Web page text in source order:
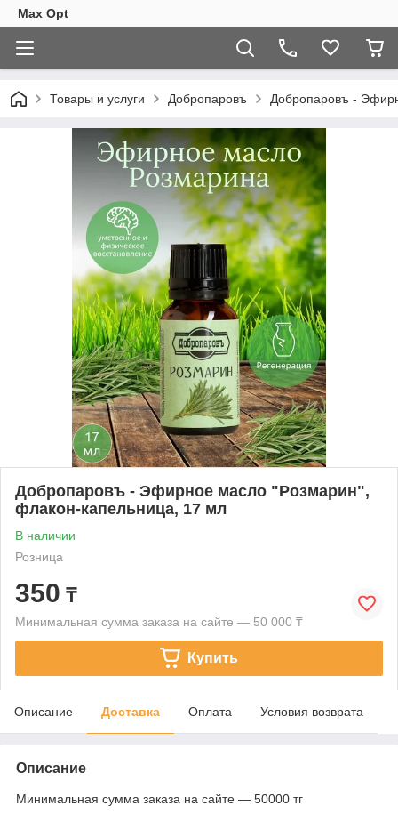
Max Opt
Товары и услуги Добропаровъ Добропаровъ -
Добропаровъ - Эфирное масло "Розмарин",
флакон-капельница, 17 мл
В наличии
Розница
350 ₸
Минимальная сумма заказа на сайте — 50 000 ₸
Купить
Описание Доставка Оплата Условия возврата
Описание
Минимальная сумма заказа на сайте — 50000 тг